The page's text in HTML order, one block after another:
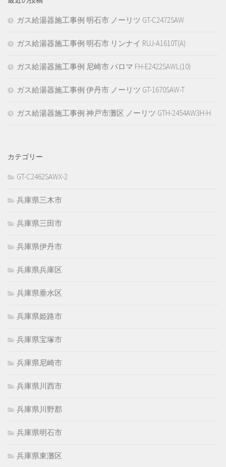
ガス給湯器施工事例 明石市 ノーリツ GT-C2472SAW
ガス給湯器施工事例 明石市 リンナイ RUJ-A1610T(A)
ガス給湯器施工事例 尼崎市 パロマ FH-E2422SAWL(10)
ガス給湯器施工事例 伊丹市 ノーリツ GT-1670SAW-T
ガス給湯器施工事例 神戸市灘区 ノーリツ GTH-2454AW3H-H
カテゴリー
GT-C2462SAWX-2
兵庫県三木市
兵庫県三田市
兵庫県伊丹市
兵庫県兵庫区
兵庫県垂水区
兵庫県姫路市
兵庫県宝塚市
兵庫県尼崎市
兵庫県川西市
兵庫県川野郡
兵庫県明石市
兵庫県東灘区